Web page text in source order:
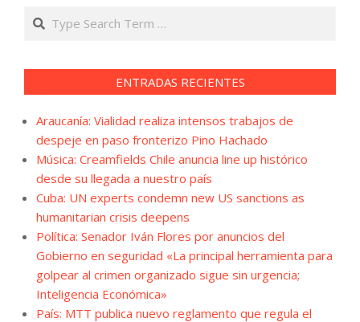
Search
ENTRADAS RECIENTES
Araucanía: Vialidad realiza intensos trabajos de
despeje en paso fronterizo Pino Hachado
Música: Creamfields Chile anuncia line up histórico
desde su llegada a nuestro país
Cuba: UN experts condemn new US sanctions as
humanitarian crisis deepens
Política: Senador Iván Flores por anuncios del
Gobierno en seguridad «La principal herramienta para
golpear al crimen organizado sigue sin urgencia;
Inteligencia Económica»
País: MTT publica nuevo reglamento que regula el